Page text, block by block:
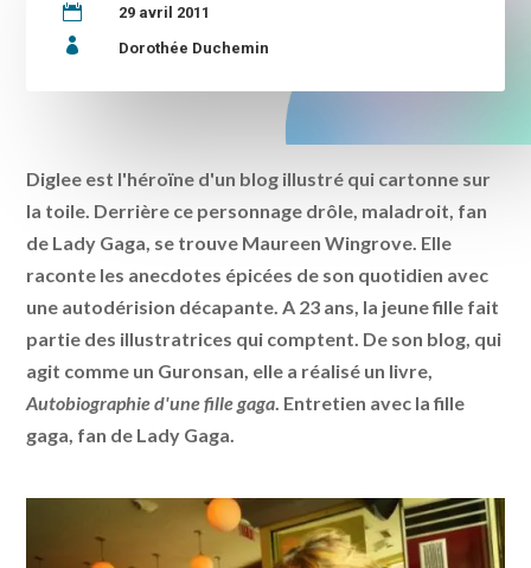
 29 avril 2011
 Dorothée Duchemin
Diglee est l'héroïne d'un blog illustré qui cartonne sur
la toile. Derrière ce personnage drôle, maladroit, fan
de Lady Gaga, se trouve Maureen Wingrove. Elle
raconte les anecdotes épicées de son quotidien avec
une autodérision décapante. A 23 ans, la jeune fille fait
partie des illustratrices qui comptent. De son blog, qui
agit comme un Guronsan, elle a réalisé un livre,
Autobiographie d'une fille gaga . Entretien avec la fille
gaga, fan de Lady Gaga.